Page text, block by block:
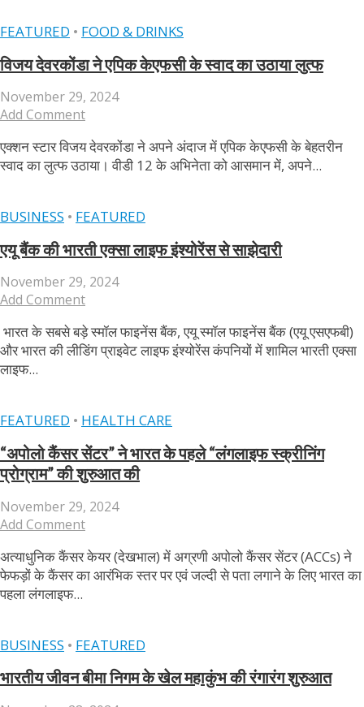
FEATURED • FOOD & DRINKS
विजय देवरकोंडा ने एपिक केएफसी के स्वाद का उठाया लुत्फ
November 29, 2024
Add Comment
एक्शन स्टार विजय देवरकोंडा ने अपने अंदाज में एपिक केएफसी के बेहतरीन
स्वाद का लुत्फ उठाया। वीडी 12 के अभिनेता को आसमान में, अपने...
BUSINESS • FEATURED
एयू बैंक की भारती एक्सा लाइफ इंश्योरेंस से साझेदारी
November 29, 2024
Add Comment
भारत के सबसे बड़े स्‍मॉल फाइनेंस बैंक, एयू स्मॉल फाइनेंस बैंक (एयू एसएफबी)
और भारत की लीडिंग प्राइवेट लाइफ इंश्योरेंस कंपनियों में शामिल भारती एक्सा
लाइफ...
FEATURED • HEALTH CARE
“अपोलो कैंसर सेंटर” ने भारत के पहले “लंगलाइफ स्क्रीनिंग
प्रोग्राम” की शुरुआत की
November 29, 2024
Add Comment
अत्याधुनिक कैंसर केयर (देखभाल) में अग्रणी अपोलो कैंसर सेंटर (ACCs) ने
फेफड़ों के कैंसर का आरंभिक स्तर पर एवं जल्दी से पता लगाने के लिए भारत का
पहला लंगलाइफ...
BUSINESS • FEATURED
भारतीय जीवन बीमा निगम के खेल महाकुंभ की रंगारंग शुरुआत